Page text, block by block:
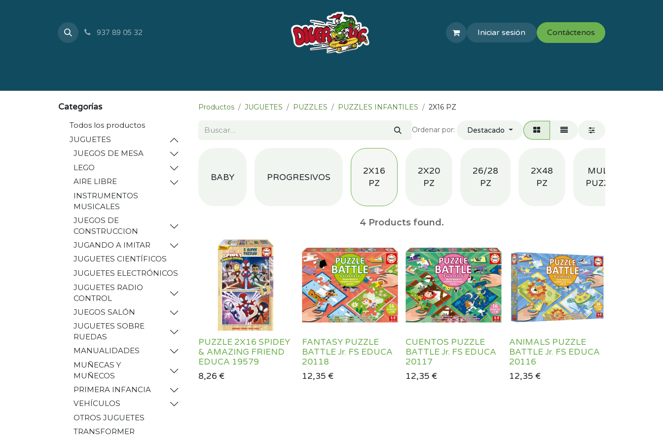
937 89 05 32 Iniciar sesión Contáctenos
Categorías
Todos los productos
JUGUETES
JUEGOS DE MESA
LEGO
AIRE LIBRE
INSTRUMENTOS
MUSICALES
JUEGOS DE
CONSTRUCCION
JUGANDO A IMITAR
JUGUETES CIENTÍFICOS
JUGUETES ELECTRÓNICOS
JUGUETES RADIO
CONTROL
JUEGOS SALÓN
JUGUETES SOBRE
RUEDAS
MANUALIDADES
MUÑECAS Y
MUÑECOS
PRIMERA INFANCIA
VEHÍCULOS
OTROS JUGUETES
TRANSFORMER
Productos JUGUETES PUZZLES PUZZLES INFANTILES 2X16 PZ
Ordenar por: Destacado
BABY PROGRESIVOS
2X16
PZ
2X20
PZ
26/28
PZ
2X48
PZ
MULTI 4
PUZZLES
4 Products found.
PUZZLE 2X16 SPIDEY
& AMAZING FRIEND
EDUCA 19579
8,26 €
FANTASY PUZZLE
BATTLE Jr. FS EDUCA
20118
12,35 €
CUENTOS PUZZLE
BATTLE Jr. FS EDUCA
20117
12,35 €
ANIMALS PUZZLE
BATTLE Jr. FS EDUCA
20116
12,35 €